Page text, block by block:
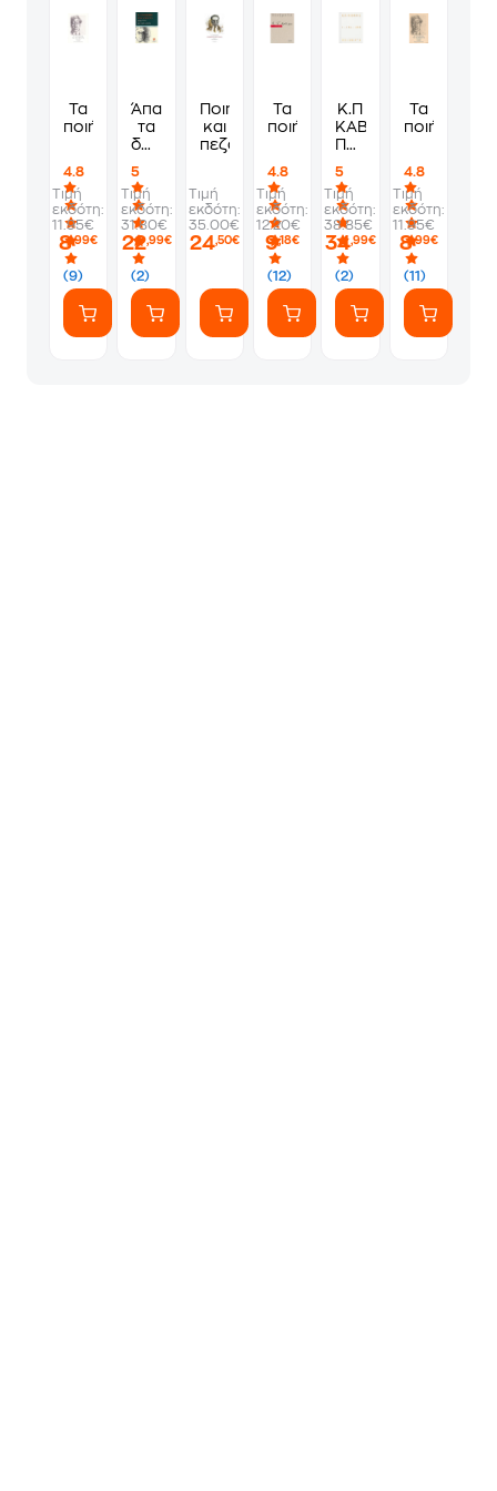
Τα
ποιήματα
4.8
(9)
Τιμή
εκδότη:
11.95€
8,99€
Άπαντα
τα
δημοσιευμένα
5
(2)
Τιμή
εκδότη:
31.80€
22,99€
Ποιήματα
και
πεζά
Τιμή
εκδότη:
35.00€
24,50€
Τα
ποιήματα
4.8
(12)
Τιμή
εκδότη:
12.20€
9,18€
Κ.Π
ΚΑΒΑΦΗΣ:
Ποιήματα
154-
289
(Επίτομη
έκδοση)
5
(2)
Τιμή
εκδότη:
38.85€
34,99€
Τα
ποιήματα
4.8
(11)
Τιμή
εκδότη:
11.95€
8,99€